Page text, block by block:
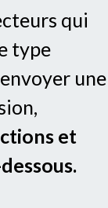
qui
type
une
et